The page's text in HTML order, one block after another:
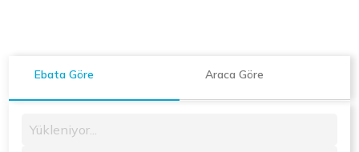
Ebata Göre Araca Göre
Yükleniyor...